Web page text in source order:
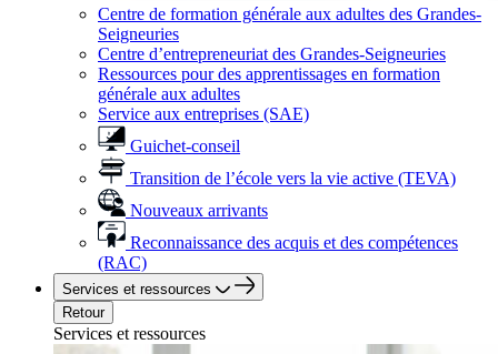
Centre de formation générale aux adultes des Grandes-
Seigneuries
Centre d’entrepreneuriat des Grandes-Seigneuries
Ressources pour des apprentissages en formation
générale aux adultes
Service aux entreprises (SAE)
Guichet-conseil
Transition de l’école vers la vie active (TEVA)
Nouveaux arrivants
Reconnaissance des acquis et des compétences
(RAC)
Services et ressources
Retour
Services et ressources